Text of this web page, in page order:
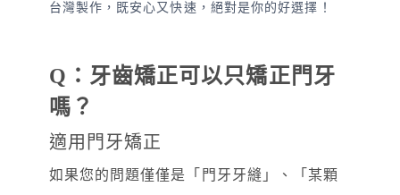
台灣製作，既安心又快速，絕對是你的好選擇！
Q：牙齒矯正可以只矯正門牙
嗎？
適用門牙矯正
如果您的問題僅僅是「門牙牙縫」、「某顆